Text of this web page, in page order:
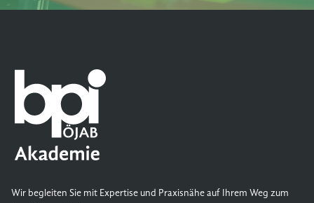
Wir begleiten Sie mit Expertise und Praxisnähe auf Ihrem Weg zum